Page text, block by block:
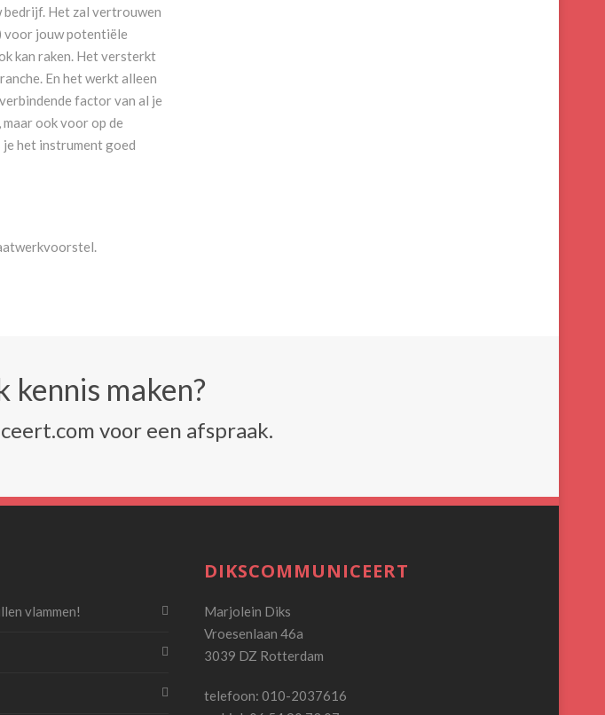
bedrijf. Het zal vertrouwen
voor jouw potentiële
kan raken. Het versterkt
En het werkt alleen
factor van al je
ook voor op de
je het instrument goed
maken?
voor een afspraak.
vlammen!
DIKSCOMMUNICEERT
Marjolein Diks
Vroesenlaan 46a
3039 DZ Rotterdam
telefoon: 010-2037616